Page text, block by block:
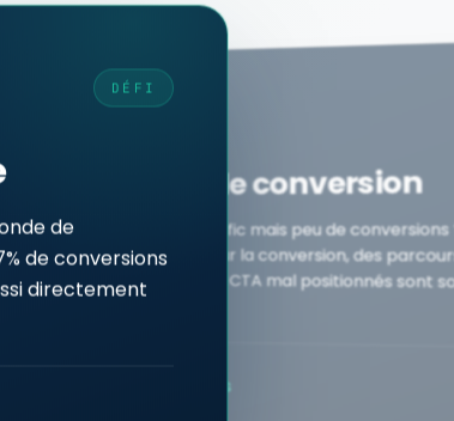
DÉFI
de
de conversions
directement
02
Faible taux de conversion
Votre site génère du trafic mais peu de conversions
design non optimisé pour la conversion, des
utilisateur confus et des CTA mal positionnés sont
cause.
+60% de conversions